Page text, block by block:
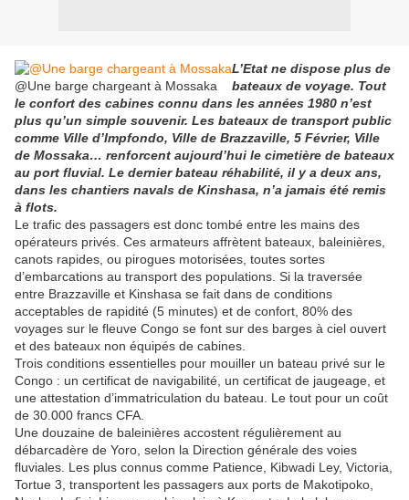
@Une barge chargeant à Mossaka
L’Etat ne dispose plus de
bateaux de voyage. Tout
le confort des cabines connu dans les années 1980 n’est
plus qu’un simple souvenir. Les bateaux de transport public
comme Ville d’Impfondo, Ville de Brazzaville, 5 Février, Ville
de Mossaka… renforcent aujourd’hui le cimetière de bateaux
au port fluvial. Le dernier bateau réhabilité, il y a deux ans,
dans les chantiers navals de Kinshasa, n’a jamais été remis
à flots.
Le trafic des passagers est donc tombé entre les mains des
opérateurs privés. Ces armateurs affrètent bateaux, baleinières,
canots rapides, ou pirogues motorisées, toutes sortes
d’embarcations au transport des populations. Si la traversée
entre Brazzaville et Kinshasa se fait dans de conditions
acceptables de rapidité (5 minutes) et de confort, 80% des
voyages sur le fleuve Congo se font sur des barges à ciel ouvert
et des bateaux non équipés de cabines.
Trois conditions essentielles pour mouiller un bateau privé sur le
Congo : un certificat de navigabilité, un certificat de jaugeage, et
une attestation d’immatriculation du bateau. Le tout pour un coût
de 30.000 francs CFA.
Une douzaine de baleinières accostent régulièrement au
débarcadère de Yoro, selon la Direction générale des voies
fluviales. Les plus connus comme Patience, Kibwadi Ley, Victoria,
Tortue 3, transportent les passagers aux ports de Makotipoko,